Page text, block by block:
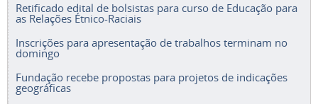
Retificado edital de bolsistas para curso de Educação para
as Relações Étnico-Raciais
Inscrições para apresentação de trabalhos terminam no
domingo
Fundação recebe propostas para projetos de indicações
geográficas